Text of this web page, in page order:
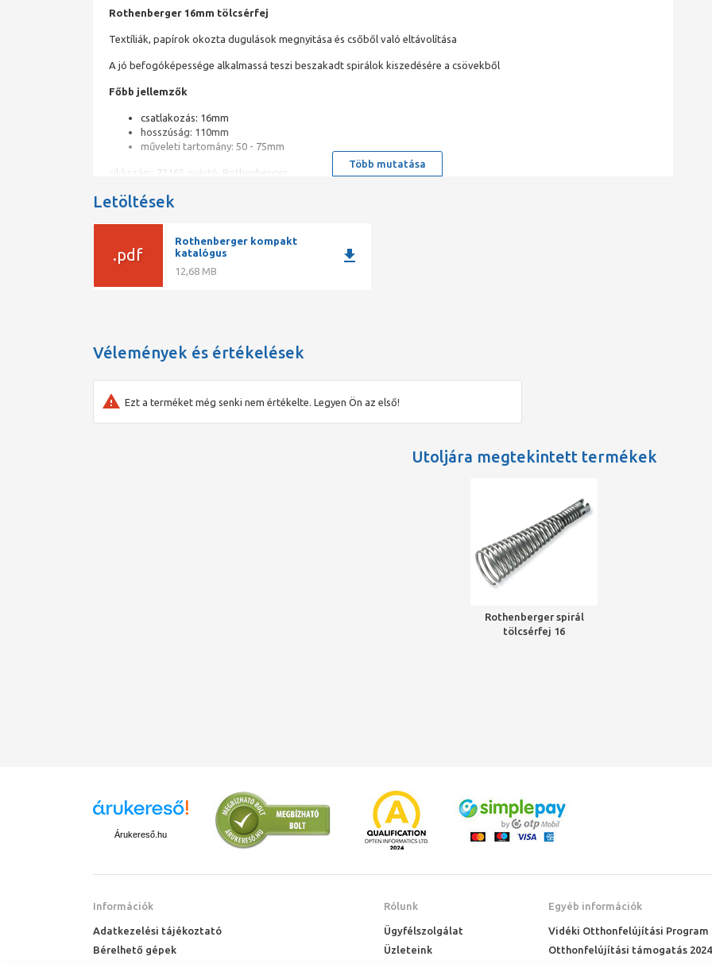
Rothenberger 16mm tölcsérfej
Textíliák, papírok okozta dugulások megnyitása és csőből való eltávolítása
A jó befogóképessége alkalmassá teszi beszakadt spirálok kiszedésére a csövekből
Főbb jellemzők
csatlakozás: 16mm
hosszúság: 110mm
műveleti tartomány: 50 - 75mm
cikkszám: 72165 gyártó: Rothenberger
Több mutatása
Letöltések
.pdf
Rothenberger kompakt
katalógus
12,68 MB
download
Vélemények és értékelések
Ezt a terméket még senki nem értékelte. Legyen Ön az első!
Utoljára megtekintett termékek
Rothenberger spirál
tölcsérfej 16
Árukereső.hu
Információk
Adatkezelési tájékoztató
Bérelhető gépek
Rólunk
Ügyfélszolgálat
Üzleteink
Egyéb információk
Vidéki Otthonfelújítási Program
Otthonfelújítási támogatás 2024